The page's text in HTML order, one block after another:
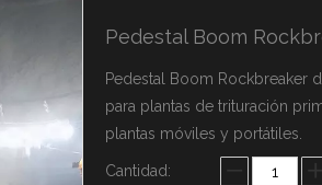
Pedestal Boom
Pedestal Boom Rockbreaker
para plantas de trituración
plantas móviles y portátiles.
Cantidad: